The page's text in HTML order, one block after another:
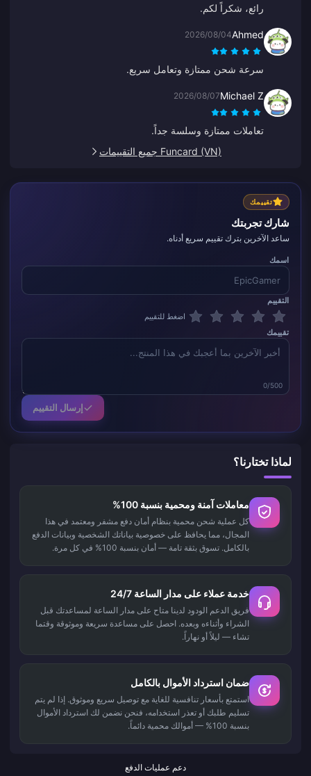
رائع، شكراً لكم.
Ahmed
2026/08/04
سرعة شحن ممتازة وتعامل سريع.
Michael Z
2026/08/07
تعاملات ممتازة وسلسة جداً.
Funcard (VN) جميع التقييمات
تقييمك
شارك تجربتك
ساعد الآخرين بترك تقييم سريع أدناه.
اسمك
التقييم
اضغط للتقييم
تقييمك
0/500
إرسال التقييم
لماذا تختارنا؟
معاملات آمنة ومحمية بنسبة 100%
كل عملية شحن محمية بنظام أمان دفع مشفر ومعتمد في هذا
المجال، مما يحافظ على خصوصية بياناتك الشخصية وبيانات الدفع
بالكامل. تسوق بثقة تامة — أمان بنسبة 100% في كل مرة.
خدمة عملاء على مدار الساعة 24/7
فريق الدعم الودود لدينا متاح على مدار الساعة لمساعدتك قبل
الشراء وأثناءه وبعده. احصل على مساعدة سريعة وموثوقة وقتما
تشاء — ليلاً أو نهاراً.
ضمان استرداد الأموال بالكامل
استمتع بأسعار تنافسية للغاية مع توصيل سريع وموثوق. إذا لم يتم
تسليم طلبك أو تعذر استخدامه، فنحن نضمن لك استرداد الأموال
بنسبة 100% — أموالك محمية دائماً.
دعم عمليات الدفع